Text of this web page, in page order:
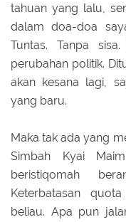
tahuan yang lalu,
dalam doa-doa
Tuntas. Tanpa
perubahan politik.
akan kesana lagi,
yang baru.
Maka tak ada yang
Simbah Kyai
beristiqomah
Keterbatasan
beliau. Apa pun